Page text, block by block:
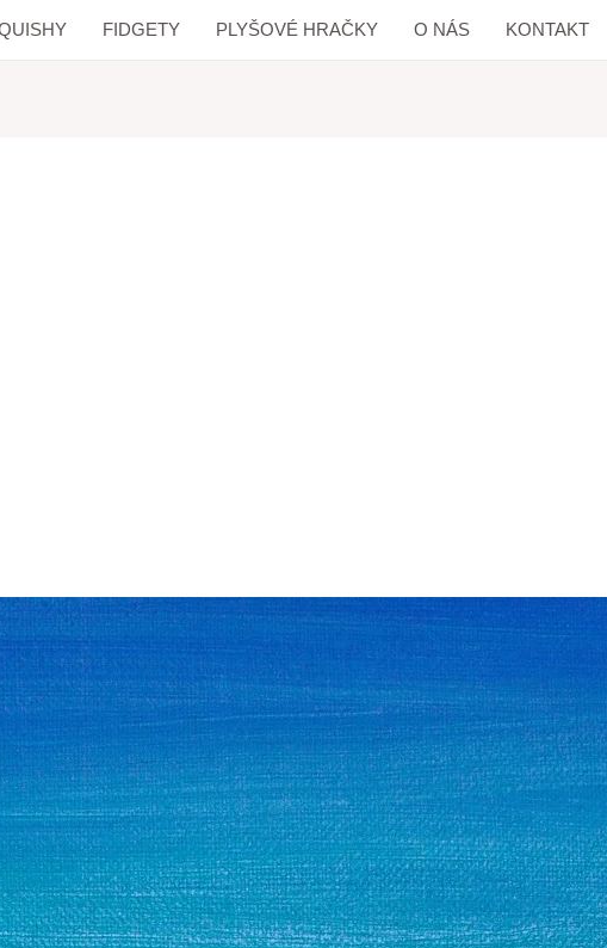
FIDGETY PLYŠOVÉ HRAČKY O NÁS KONTAKT